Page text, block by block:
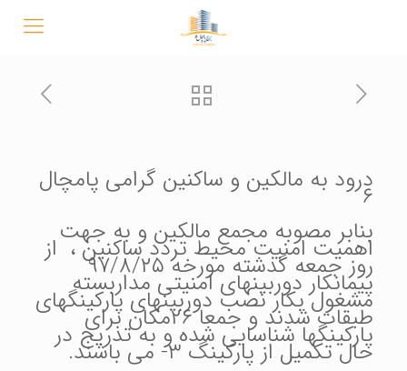
درود به مالکین و ساکنین گرامی پامچال
۶
بنابر مصوبه مجمع مالکین و به جهت
اهمیت امنیت محیط تردد ساکنین ، از
روز جمعه گذشته مورخه ۹۷/۸/۲۵
پیمانکار دوربینهای امنیتی مداربسته
مشغول بکار نصب دوربینهای پارکینگهای
طبقات شدند و جمعا ۲۶مکان برای
پارکینگها شناسایی شده و به تدریج در
حال تکمیل از پارکینگ ۳- می باشند.